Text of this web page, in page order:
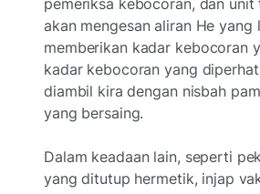
akan mengesan aliran He yang
memberikan kadar kebocoran
kadar kebocoran yang
diambil kira dengan nisbah
yang bersaing.
Dalam keadaan lain, seperti
yang ditutup hermetik, injap